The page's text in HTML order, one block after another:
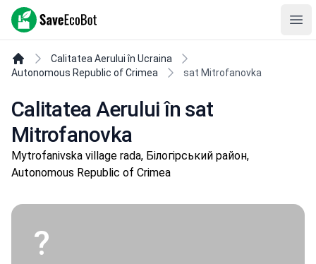
SaveEcoBot
Calitatea Aerului în Ucraina
Autonomous Republic of Crimea
sat Mitrofanovka
Calitatea Aerului în sat
Mitrofanovka
Mytrofanivska village rada, Білогірський район,
Autonomous Republic of Crimea
?